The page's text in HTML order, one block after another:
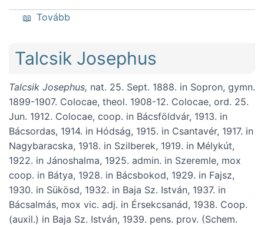
Tovább
Talcsik Josephus
Talcsik Josephus, nat. 25. Sept. 1888. in Sopron, gymn.
1899-1907. Colocae, theol. 1908-12. Colocae, ord. 25.
Jun. 1912. Colocae, coop. in Bácsföldvár, 1913. in
Bácsordas, 1914. in Hódság, 1915. in Csantavér, 1917. in
Nagybaracska, 1918. in Szilberek, 1919. in Mélykút,
1922. in Jánoshalma, 1925. admin. in Szeremle, mox
coop. in Bátya, 1928. in Bácsbokod, 1929. in Fajsz,
1930. in Sükösd, 1932. in Baja Sz. István, 1937. in
Bácsalmás, mox vic. adj. in Érsekcsanád, 1938. Coop.
(auxil.) in Baja Sz. István, 1939. pens. prov. (Schem.